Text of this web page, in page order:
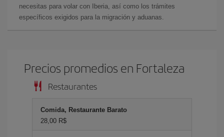
necesitas para volar con Iberia, así como los trámites
específicos exigidos para la migración y aduanas.
Precios promedios en Fortaleza
Restaurantes
Comida, Restaurante Barato
28,00 R$